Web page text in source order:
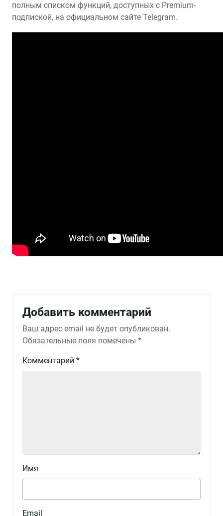
полным списком функций, доступных с Premium-
подпиской, на официальном сайте Telegram.
Добавить комментарий
Ваш адрес email не будет опубликован.
Обязательные поля помечены *
Комментарий *
Имя
Email